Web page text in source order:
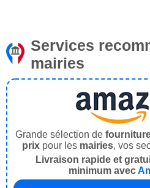
Services
mairies
Grande sélection de
prix pour les mairies, vos
Livraison rapide et
minimum avec